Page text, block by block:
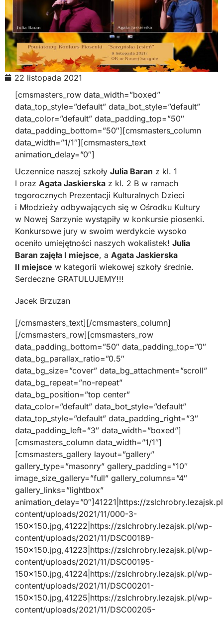
22 listopada 2021
[cmsmasters_row data_width=”boxed”
data_top_style=”default” data_bot_style=”default”
data_color=”default” data_padding_top=”50″
data_padding_bottom=”50″][cmsmasters_column
data_width=”1/1″][cmsmasters_text
animation_delay=”0″]
Uczennice naszej szkoły Julia Baran z kl. 1
I oraz Agata Jaskierska z kl. 2 B w ramach
tegorocznych Prezentacji Kulturalnych Dzieci
i Młodzieży odbywających się w Ośrodku Kultury
w Nowej Sarzynie wystąpiły w konkursie piosenki.
Konkursowe jury w swoim werdykcie wysoko
oceniło umiejętności naszych wokalistek! Julia
Baran zajęła I miejsce, a Agata Jaskierska
II miejsce w kategorii wiekowej szkoły średnie.
Serdeczne GRATULUJEMY!!!
Jacek Brzuzan
[/cmsmasters_text][/cmsmasters_column]
[/cmsmasters_row][cmsmasters_row
data_padding_bottom=”50″ data_padding_top=”0″
data_bg_parallax_ratio=”0.5″
data_bg_size=”cover” data_bg_attachment=”scroll”
data_bg_repeat=”no-repeat”
data_bg_position=”top center”
data_color=”default” data_bot_style=”default”
data_top_style=”default” data_padding_right=”3″
data_padding_left=”3″ data_width=”boxed”]
[cmsmasters_column data_width=”1/1″]
[cmsmasters_gallery layout=”gallery”
gallery_type=”masonry” gallery_padding=”10″
image_size_gallery=”full” gallery_columns=”4″
gallery_links=”lightbox”
animation_delay=”0″]41221|https://
content/uploads/2021/11/000-3-
150×150.jpg,41222|https://zslchrobry.lezajsk.pl/wp-
content/uploads/2021/11/DSC00189-
150×150.jpg,41223|https://zslchrobry.lezajsk.pl/wp-
content/uploads/2021/11/DSC00195-
150×150.jpg,41224|https://zslchrobry.lezajsk.pl/wp-
content/uploads/2021/11/DSC00201-
150×150.jpg,41225|https://zslchrobry.lezajsk.pl/wp-
content/uploads/2021/11/DSC00205-